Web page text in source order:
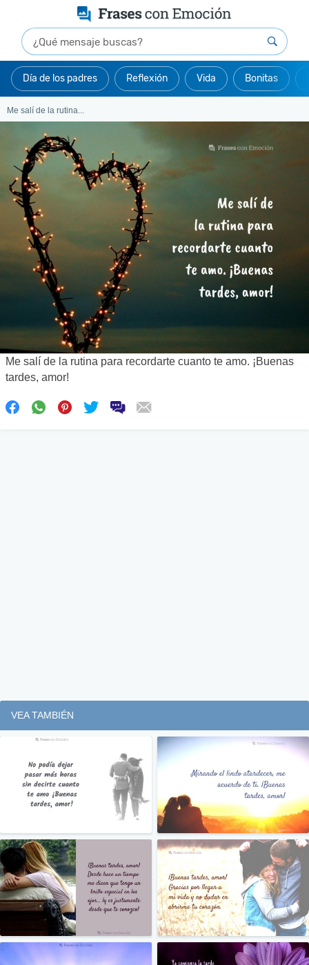
Día de los padres Reflexión Vida Bonitas
Me salí de la rutina...
Me salí de la rutina para recordarte cuanto te amo. ¡Buenas
tardes, amor!
VEA TAMBIÉN